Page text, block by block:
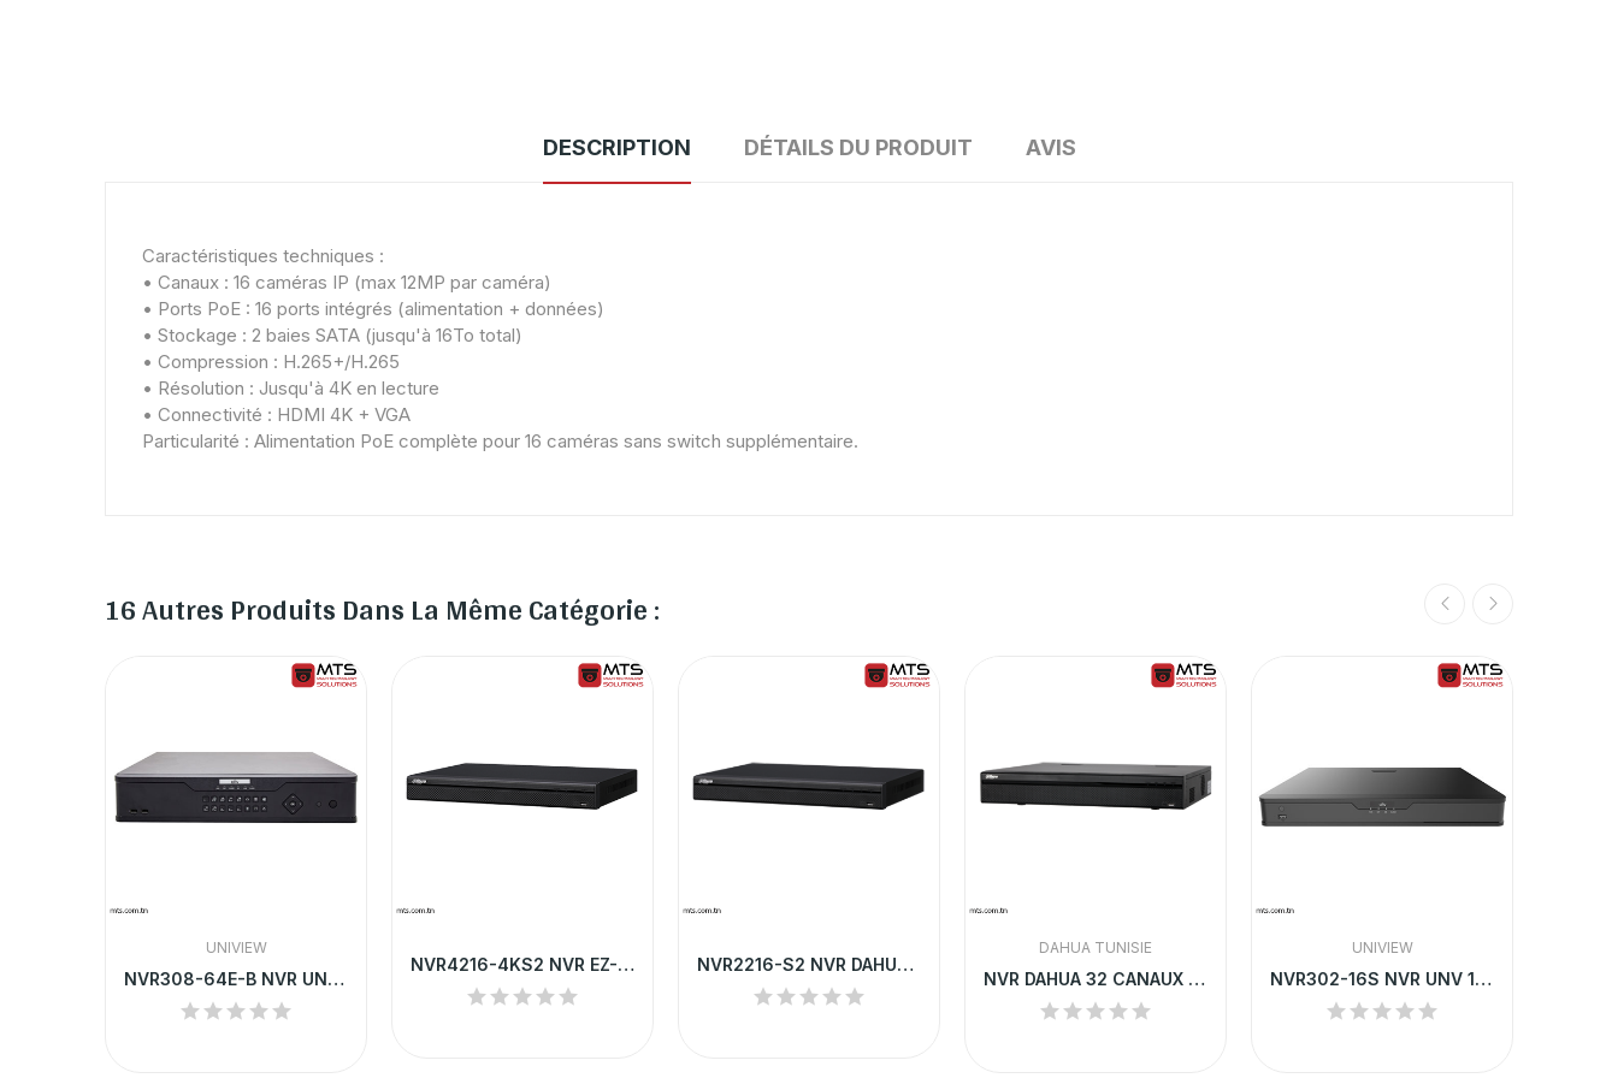
DESCRIPTION DÉTAILS DU PRODUIT AVIS
Caractéristiques techniques :
• Canaux : 16 caméras IP (max 12MP par caméra)
• Ports PoE : 16 ports intégrés (alimentation + données)
• Stockage : 2 baies SATA (jusqu'à 16To total)
• Compression : H.265+/H.265
• Résolution : Jusqu'à 4K en lecture
• Connectivité : HDMI 4K + VGA
Particularité : Alimentation PoE complète pour 16 caméras sans switch supplémentaire.
16 Autres Produits Dans La Même Catégorie :
UNIVIEW
NVR308-64E-B NVR UNV 64-CH 8 SATA INTERFACE 2U...
NVR4216-4KS2 NVR EZ-IP BY DAHUA 16-CH 1U 4K&H.265 NVR2216-S2 NVR DAHUA 16 CHANNEL 1U LITE UP TO 6MP
DAHUA TUNISIE
NVR DAHUA 32 CANAUX 16 POE 1.5U | NVR5432-16P-4KS2
UNIVIEW
NVR302-16S NVR UNV 16-CH 2 SATA INTERFACE 1U...